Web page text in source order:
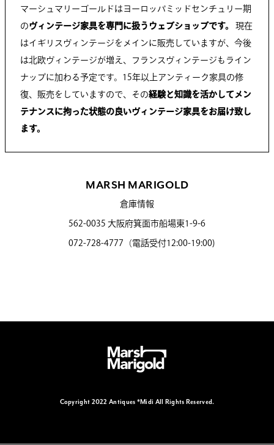
マーシュマリーゴールドはヨーロッパミッドセンチュリー期
のヴィンテージ家具を専門に扱うウェブショップです。 現在
はイギリスヴィンテージをメインに販売していますが、今後
は北欧ヴィンテージが増え、フランスヴィンテージもライン
ナップに加わる予定です。15年以上アンティーク家具の修
復、販売をしていますので、その経験と知識を活かしてメン
テナンスに拘った状態の良いヴィンテージ家具をお届け致し
ます。
MARSH MARIGOLD
倉庫情報
562-0035 大阪府箕面市船場東1-9-6
072-728-4777（電話受付12:00-19:00)
Copyright 2022 Antiques *Midi All Rights Reserved.